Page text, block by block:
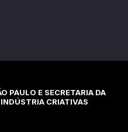
PAULO E SECRETARIA DA
CRIATIVAS